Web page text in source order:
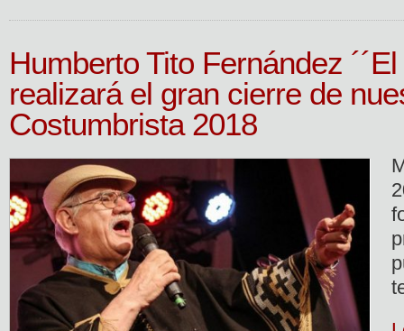
Humberto Tito Fernández ´´El
realizará el gran cierre de
Costumbrista 2018